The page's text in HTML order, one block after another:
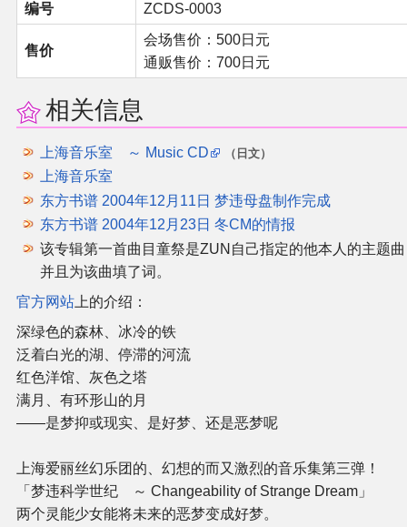
编号
ZCDS-0003
售价
会场售价：500日元
通贩售价：700日元
相关信息
上海音乐室 ～ Music CD （日文）
上海音乐室
东方书谱 2004年12月11日 梦违母盘制作完成
东方书谱 2004年12月23日 冬CM的情报
该专辑第一首曲目童祭是ZUN自己指定的他本人的主题
并且为该曲填了词。
官方网站 上的介绍：
深绿色的森林、冰冷的铁
泛着白光的湖、停滞的河流
红色洋馆、灰色之塔
满月、有环形山的月
――是梦抑或现实、是好梦、还是恶梦呢
上海爱丽丝幻乐团的、幻想的而又激烈的音乐集第三弹！
「梦违科学世纪 ～ Changeability of Strange Dream」
两个灵能少女能将未来的恶梦变成好梦。
其他形式同人
THB相关项目
THB策划
THB衍生
THB媒体
THB协力
其他
联系管理员
关于THBWiki
捐款支持